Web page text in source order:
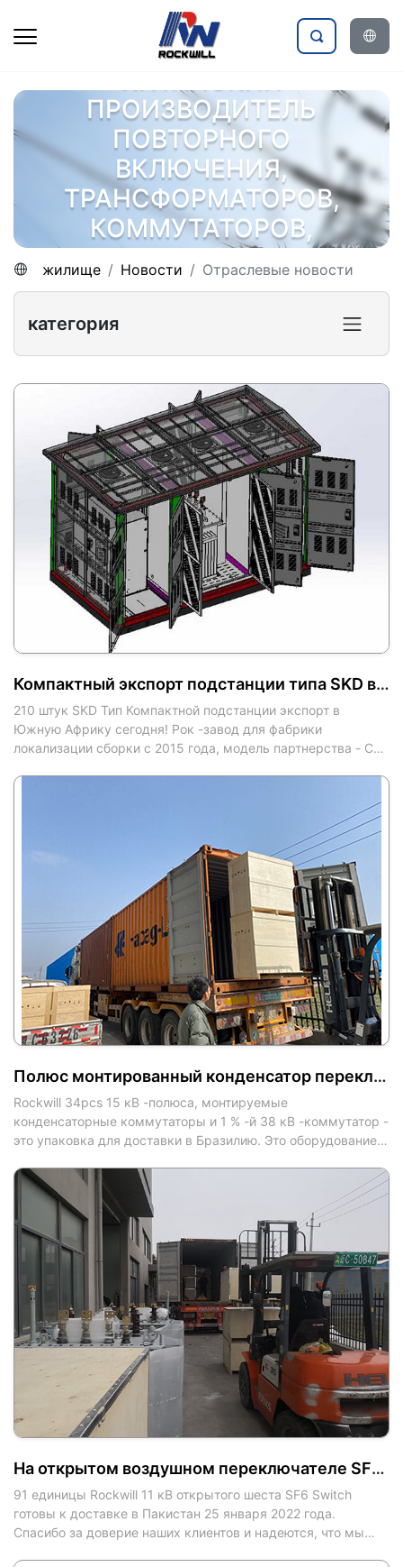
ПРОИЗВОДИТЕЛЬ
ПОВТОРНОГО
ВКЛЮЧЕНИЯ,
ТРАНСФОРМАТОРОВ,
КОММУТАТОРОВ,
ЭЛЕКТРОАГРЕГАТОВ
жилище Новости Отраслевые новости
категория
Компактный экспорт подстанции типа SKD в Южную Африку
210 штук SKD Тип Компактной подстанции экспорт в
Южную Африку сегодня! Рок -завод для фабрики
локализации сборки с 2015 года, модель партнерства - СП
Полюс монтированный конденсатор переключатель в Бразилию
Rockwill 34pcs 15 кВ -полюса, монтируемые
конденсаторные коммутаторы и 1 % -й 38 кВ -коммутатор -
это упаковка для доставки в Бразилию. Это оборудование
На открытом воздушном переключателе SF6 для пакистана для Пакистана
91 единицы Rockwill 11 кВ открытого шеста SF6 Switch
готовы к доставке в Пакистан 25 января 2022 года.
Спасибо за доверие наших клиентов и надеются, что мы